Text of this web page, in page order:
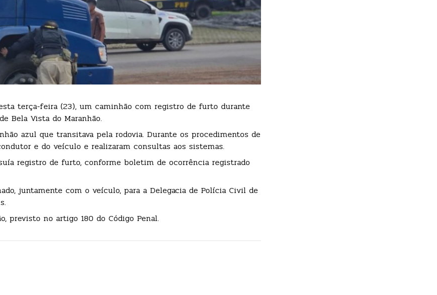
terça-feira (23), um caminhão com registro de furto durante
Bela Vista do Maranhão.
azul que transitava pela rodovia. Durante os procedimentos de
e do veículo e realizaram consultas aos sistemas.
registro de furto, conforme boletim de ocorrência registrado
juntamente com o veículo, para a Delegacia de Polícia Civil de
previsto no artigo 180 do Código Penal.